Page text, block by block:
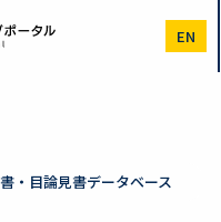
EN
・目論見書データベース